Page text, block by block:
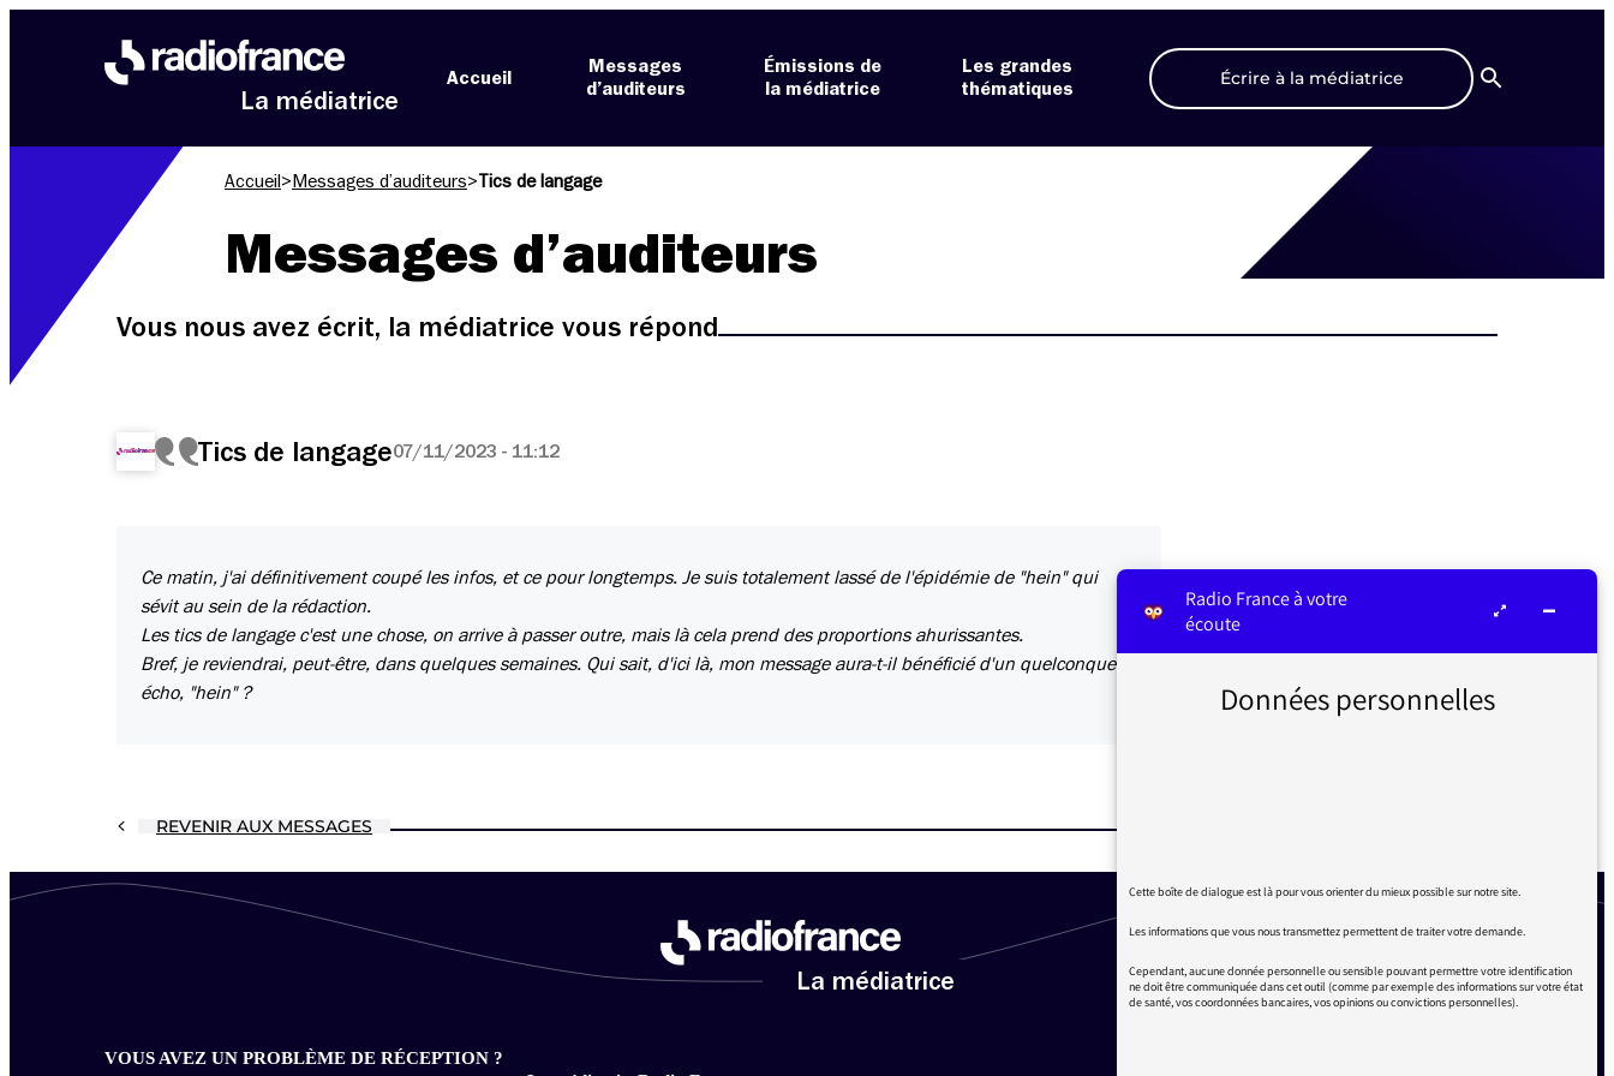
La médiatrice
Accueil
Messages
d’auditeurs
Émissions de
la médiatrice
Les grandes
thématiques
Écrire à la médiatrice
Recherche
Accueil > Messages d’auditeurs>Tics de langage
Messages d’auditeurs
Vous nous avez écrit, la médiatrice vous répond
Tics de langage07/11/2023 - 11:12
Ce matin, j'ai définitivement coupé les infos, et ce pour longtemps. Je suis totalement lassé de l'épidémie de "hein" qui
sévit au sein de la rédaction.
Les tics de langage c'est une chose, on arrive à passer outre, mais là cela prend des proportions ahurissantes.
Bref, je reviendrai, peut-être, dans quelques semaines. Qui sait, d'ici là, mon message aura-t-il bénéficié d'un quelconque
écho, "hein" ?
REVENIR AUX MESSAGES
La médiatrice
VOUS AVEZ UN PROBLÈME DE RÉCEPTION ?
Radio France à votre
écoute
Données personnelles
Cette boîte de dialogue est là pour vous orienter du mieux possible sur notre site.
Les informations que vous nous transmettez permettent de traiter votre demande.
Cependant, aucune donnée personnelle ou sensible pouvant permettre votre identification
ne doit être communiquée dans cet outil (comme par exemple des informations sur votre état
de santé, vos coordonnées bancaires, vos opinions ou convictions personnelles).